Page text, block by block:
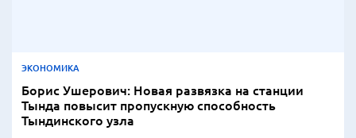
ЭКОНОМИКА
Борис Ушерович: Новая развязка на станции
Тында повысит пропускную способность
Тындинского узла